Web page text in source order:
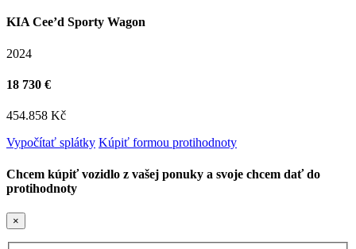
KIA Cee’d Sporty Wagon
2024
18 730 €
454.858 Kč
Vypočítať splátky Kúpiť formou protihodnoty
Chcem kúpiť vozidlo z vašej ponuky a svoje chcem dať do
protihodnoty
×